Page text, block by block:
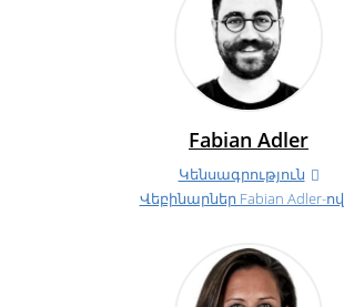
Fabian Adler
Կենսագրություն
Վեբինարներ Fabian Adler-ով